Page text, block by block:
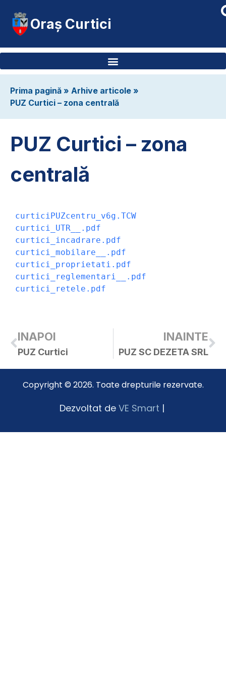
Oraș Curtici
Prima pagină » Arhive articole »
PUZ Curtici – zona centrală
PUZ Curtici – zona
centrală
curticiPUZcentru_v6g.TCW
curtici_UTR__.pdf
curtici_incadrare.pdf
curtici_mobilare__.pdf
curtici_proprietati.pdf
curtici_reglementari__.pdf
curtici_retele.pdf
INAPOI
PUZ Curtici
INAINTE
PUZ SC DEZETA SRL
Copyright © 2026. Toate drepturile rezervate.
Dezvoltat de VE Smart |